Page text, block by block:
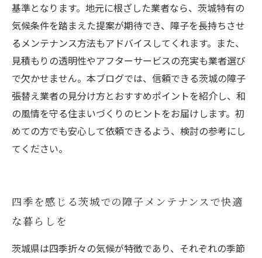
基準となります。地元に根ざした業者なら、茨城特有の
気候条件を踏まえた提案が期待でき、障子を長持ちさせ
るメンテナンス方法もアドバイスしてくれます。また、
見積もりの透明性やアフターサービスの充実も業者選び
で欠かせません。本ブログでは、信頼できる茨城の障子
張替え業者の見分け方とおすすめポイントを紹介し、和
の風情を守る住まいづくりのヒントをお届けします。初
めての方でも安心して依頼できるよう、検討の参考にし
てください。
四季を感じる茨城での障子メンテナンスで快適
な暮らしを
茨城県は四季折々の気候が特徴であり、それぞれの季節